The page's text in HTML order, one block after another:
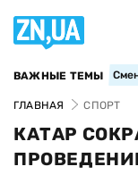
ВАЖНЫЕ ТЕМЫ
ГЛАВНАЯ СПОРТ
КАТАР